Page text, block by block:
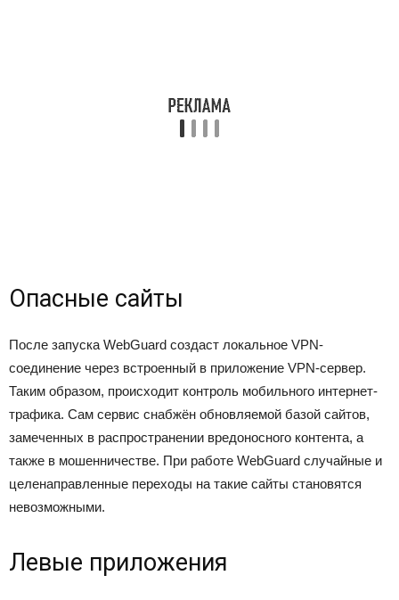
Опасные сайты
После запуска WebGuard создаст локальное VPN-
соединение через встроенный в приложение VPN-сервер.
Таким образом, происходит контроль мобильного интернет-
трафика. Сам сервис снабжён обновляемой базой сайтов,
замеченных в распространении вредоносного контента, а
также в мошенничестве. При работе WebGuard случайные и
целенаправленные переходы на такие сайты становятся
невозможными.
Левые приложения